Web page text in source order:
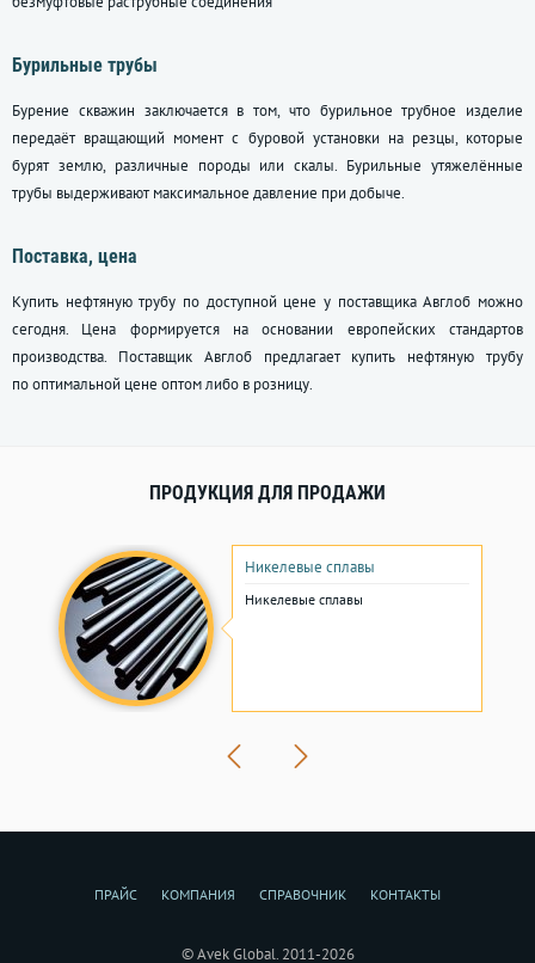
Бурильные трубы
Бурение скважин заключается в том, что бурильное трубное изделие
передаёт вращающий момент с буровой установки на резцы, которые
бурят землю, различные породы или скалы. Бурильные утяжелённые
трубы выдерживают максимальное давление при добыче.
Поставка, цена
Купить нефтяную трубу по доступной цене у поставщика Авглоб можно
сегодня. Цена формируется на основании европейских стандартов
производства. Поставщик Авглоб предлагает купить нефтяную трубу
по оптимальной цене оптом либо в розницу.
ПРОДУКЦИЯ ДЛЯ ПРОДАЖИ
Никелевые сплавы
Никелевые сплавы
© Avek Global. 2011-2026
ПРАЙС КОМПАНИЯ СПРАВОЧНИК КОНТАКТЫ